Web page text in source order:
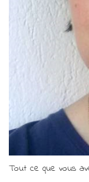
Tout ce que vous